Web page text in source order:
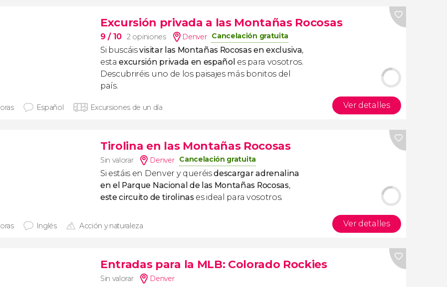
Excursión privada a las Montañas Rocosas
9/ 10 2 opiniones Denver Cancelación gratuita
Si buscáisvisitar las Montañas Rocosas en exclusiva,
estaexcursión privada en español es para vosotros.
Descubriréis uno de los paisajes más bonitos del
país.
Español Excursiones de un día Ver detalles
Tirolina en las Montañas Rocosas
Sin valorar Denver Cancelación gratuita
Si estáis en Denver y queréisdescargar adrenalina
en el Parque Nacional de las Montañas Rocosas,
este circuito de tirolinas es ideal para vosotros.
Inglés Acción y naturaleza Ver detalles
Entradas para la MLB: Colorado Rockies
Sin valorar Denver